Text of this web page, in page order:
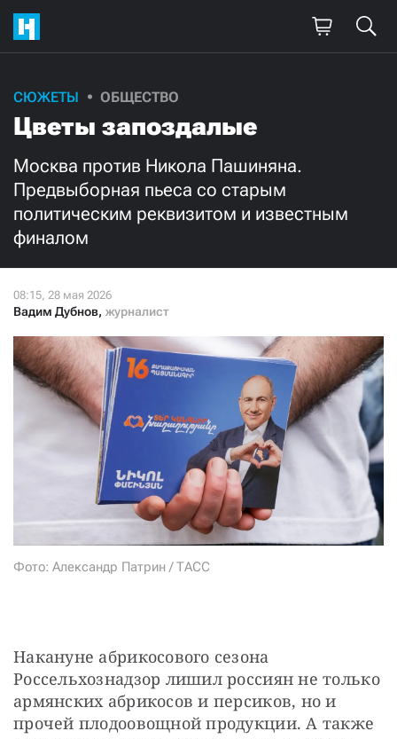
СЮЖЕТЫ ОБЩЕСТВО
Цветы запоздалые
Москва против Никола Пашиняна.
Предвыборная пьеса со старым
политическим реквизитом и известным
финалом
Вадим Дубнов, журналист
Фото: Александр Патрин / ТАСС
Накануне абрикосового сезона
Россельхознадзор лишил россиян не только
армянских абрикосов и персиков, но и
прочей плодоовощной продукции. А также
Поддержите
нашу работу!
Ежемесячно Разово
3000 1000
Нажимая кнопку «Стать соучастником»,
я принимаю условия и подтверждаю свое гражданство РФ
СТАТЬ СОУЧАСТНИКОМ
ПОДЕЛИТЬСЯ С ДРУЗЬЯМИ
Если у вас есть вопросы, пишите donate@novayagazeta.ruили
+7 (929) 612-03-68